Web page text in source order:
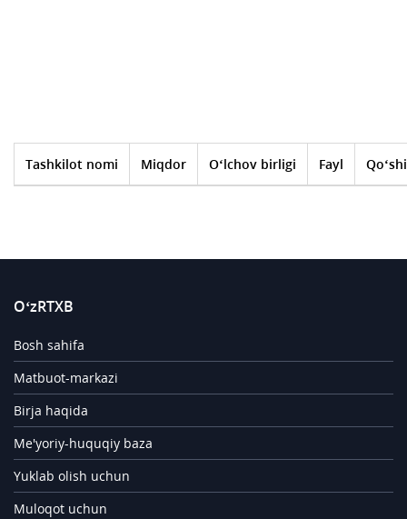
Tashkilot nomi Miqdor O‘lchov birligi Fayl
O‘zRTXB
Bosh sahifa
Matbuot-markazi
Birja haqida
Me'yoriy-huquqiy baza
Yuklab olish uchun
Muloqot uchun